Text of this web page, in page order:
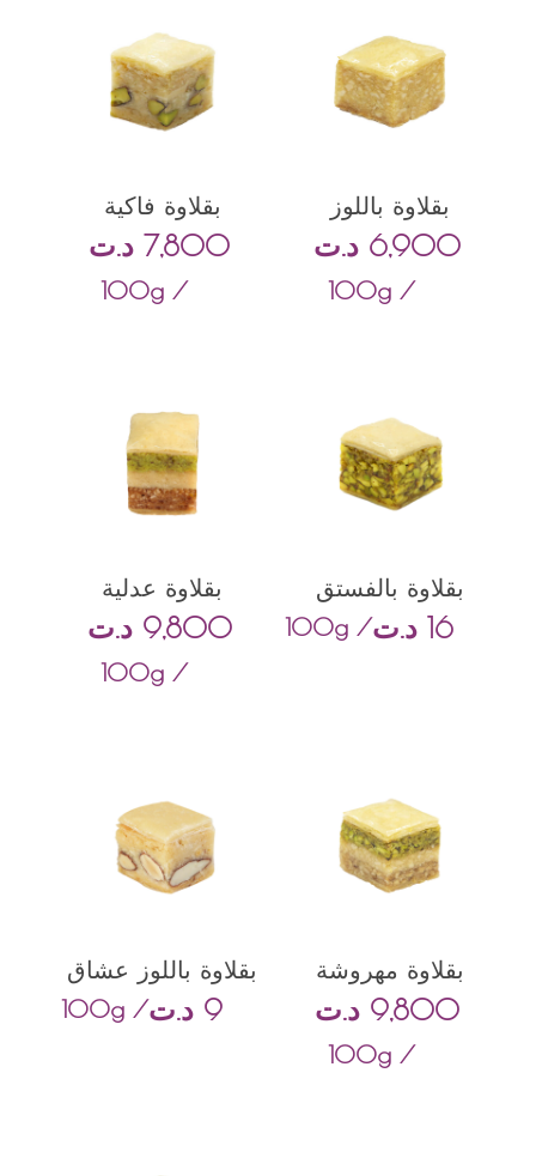
بقلاوة باللوز
6,900 د.ت
/ 100g
بقلاوة فاكية
7,800 د.ت
/ 100g
بقلاوة بالفستق
16 د.ت/ 100g
بقلاوة عدلية
9,800 د.ت
/ 100g
بقلاوة مهروشة
9,800 د.ت
/ 100g
بقلاوة باللوز عشاق
9 د.ت/ 100g